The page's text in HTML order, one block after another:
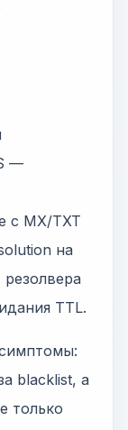
—
с MX/TXT
на
TTL.
blacklist, а
только